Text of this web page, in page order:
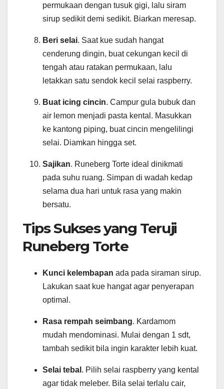
permukaan dengan tusuk gigi, lalu siram
sirup sedikit demi sedikit. Biarkan meresap.
Beri selai. Saat kue sudah hangat
cenderung dingin, buat cekungan kecil di
tengah atau ratakan permukaan, lalu
letakkan satu sendok kecil selai raspberry.
Buat icing cincin. Campur gula bubuk dan
air lemon menjadi pasta kental. Masukkan
ke kantong piping, buat cincin mengelilingi
selai. Diamkan hingga set.
Sajikan. Runeberg Torte ideal dinikmati
pada suhu ruang. Simpan di wadah kedap
selama dua hari untuk rasa yang makin
bersatu.
Tips Sukses yang Teruji
Runeberg Torte
Kunci kelembapan ada pada siraman sirup.
Lakukan saat kue hangat agar penyerapan
optimal.
Rasa rempah seimbang. Kardamom
mudah mendominasi. Mulai dengan 1 sdt,
tambah sedikit bila ingin karakter lebih kuat.
Selai tebal . Pilih selai raspberry yang kental
agar tidak meleber. Bila selai terlalu cair,